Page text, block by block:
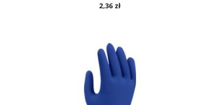
2,36 zł